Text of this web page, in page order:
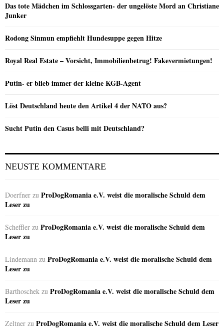
Das tote Mädchen im Schlossgarten- der ungelöste Mord an Christiane
Junker
Rodong Sinmun empfiehlt Hundesuppe gegen Hitze
Royal Real Estate – Vorsicht, Immobilienbetrug! Fakevermietungen!
Putin- er blieb immer der kleine KGB-Agent
Löst Deutschland heute den Artikel 4 der NATO aus?
Sucht Putin den Casus belli mit Deutschland?
NEUSTE KOMMENTARE
Doerfner zu ProDogRomania e.V. weist die moralische Schuld dem
Leser zu
Scheffler zu ProDogRomania e.V. weist die moralische Schuld dem
Leser zu
Lindemann zu ProDogRomania e.V. weist die moralische Schuld dem
Leser zu
Barthoschek zu ProDogRomania e.V. weist die moralische Schuld dem
Leser zu
Zeltner zu ProDogRomania e.V. weist die moralische Schuld dem Leser